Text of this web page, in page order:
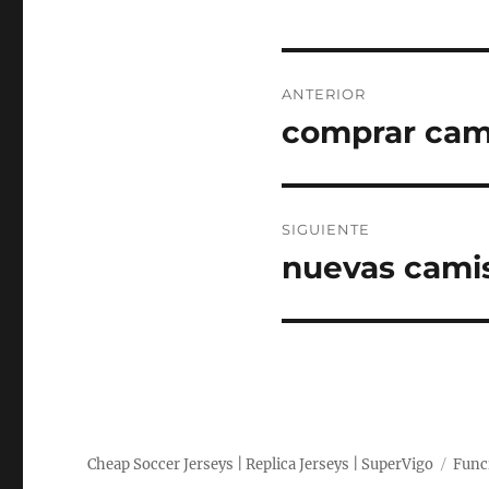
de
ANTERIOR
Entrada
comprar
SIGUIENTE
Entrada
nuevas
Cheap Soccer Jerseys | Replica Jerseys | SuperVigo